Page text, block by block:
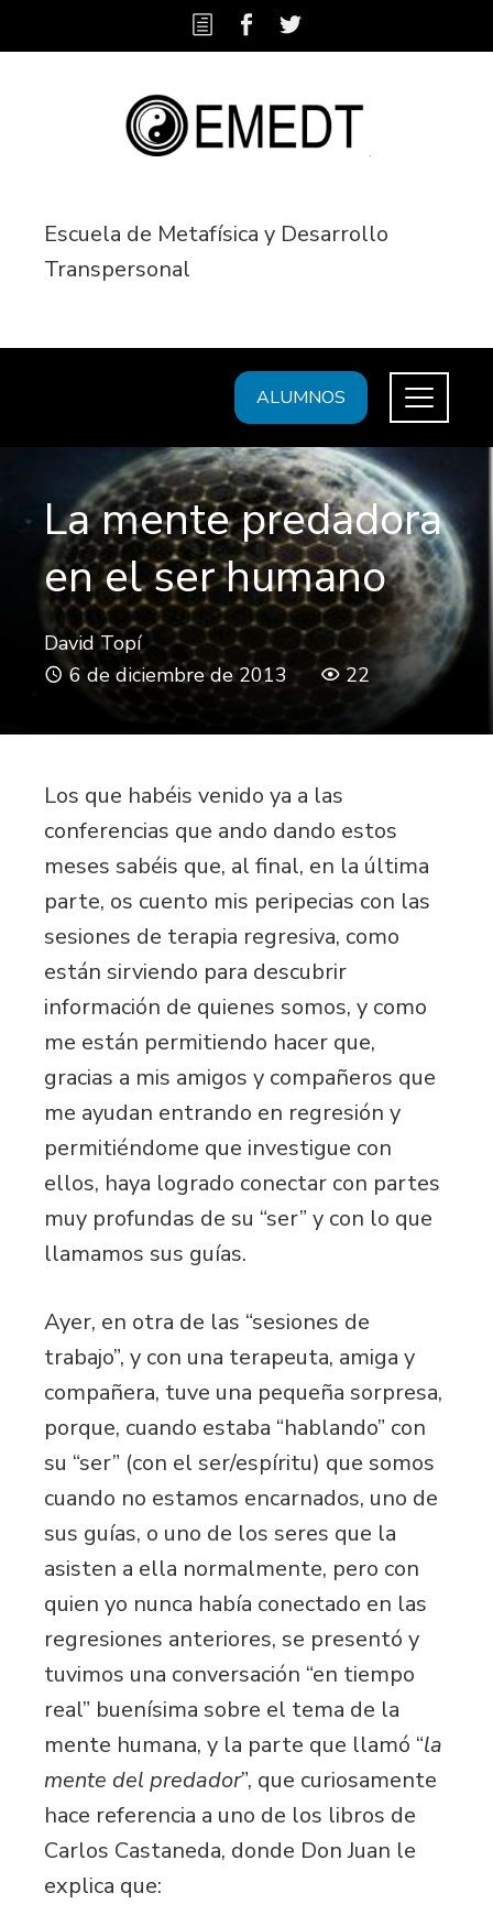
Escuela de Metafísica y Desarrollo
Transpersonal
ALUMNOS
La mente predadora
en el ser humano
David Topí
6 de diciembre de 2013
22
Los que habéis venido ya a las
conferencias que ando dando estos
meses sabéis que, al final, en la última
parte, os cuento mis peripecias con las
sesiones de terapia regresiva, como
están sirviendo para descubrir
información de quienes somos, y como
me están permitiendo hacer que,
gracias a mis amigos y compañeros que
me ayudan entrando en regresión y
permitiéndome que investigue con
ellos, haya logrado conectar con partes
muy profundas de su “ser” y con lo que
llamamos sus guías.
Ayer, en otra de las “sesiones de
trabajo”, y con una terapeuta, amiga y
compañera, tuve una pequeña sorpresa,
porque, cuando estaba “hablando” con
su “ser” (con el ser/espíritu) que somos
cuando no estamos encarnados, uno de
sus guías, o uno de los seres que la
asisten a ella normalmente, pero con
quien yo nunca había conectado en las
regresiones anteriores, se presentó y
tuvimos una conversación “en tiempo
real” buenísima sobre el tema de la
mente humana, y la parte que llamó “la
mente del predador”, que curiosamente
hace referencia a uno de los libros de
Carlos Castaneda, donde Don Juan le
explica que: